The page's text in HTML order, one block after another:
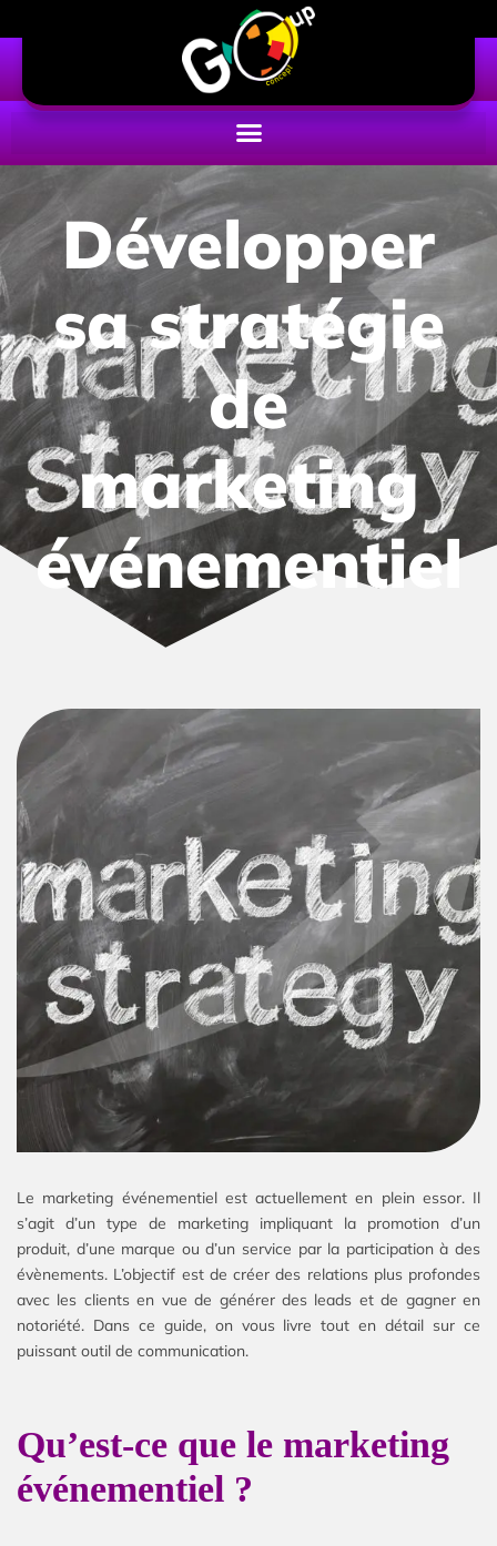
Développer
sa stratégie
de
marketing
événementiel
Le marketing événementiel est actuellement en plein essor. Il
s’agit d’un type de marketing impliquant la promotion d’un
produit, d’une marque ou d’un service par la participation à des
évènements. L’objectif est de créer des relations plus profondes
avec les clients en vue de générer des leads et de gagner en
notoriété. Dans ce guide, on vous livre tout en détail sur ce
puissant outil de communication.
Qu’est-ce que le marketing
événementiel ?